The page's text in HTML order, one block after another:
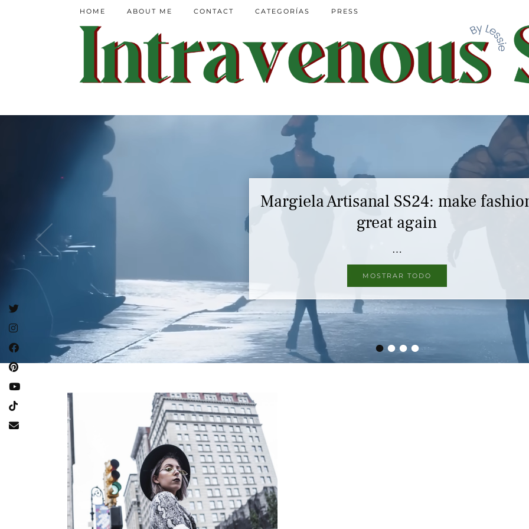
HOME ABOUT ME CONTACT CATEGORÍAS PRESS
••••
Margiela Artisanal SS24: make
great again
…
MOSTRAR TODO